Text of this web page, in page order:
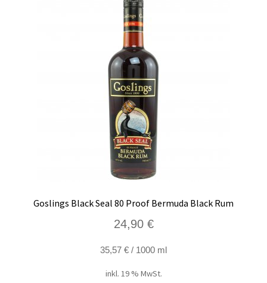
Goslings Black Seal 80 Proof Bermuda Black Rum
24,90 €
35,57 € / 1000 ml
inkl. 19 % MwSt.